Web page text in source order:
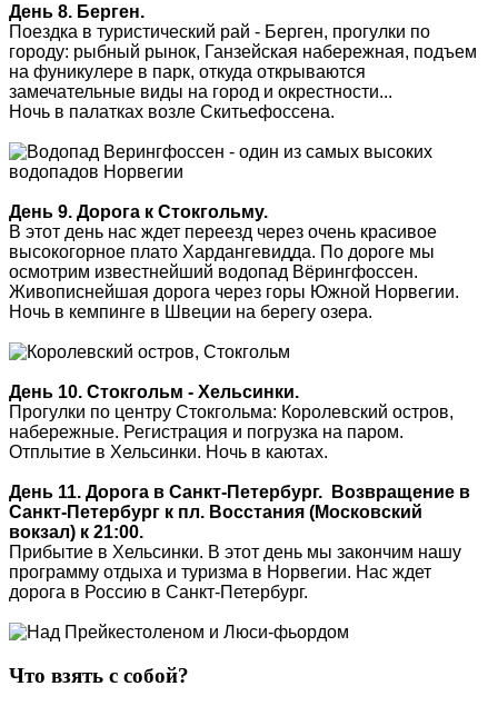
День 8. Берген.
Поездка в туристический рай - Берген, прогулки по
городу: рыбный рынок, Ганзейская набережная, подъем
на фуникулере в парк, откуда открываются
замечательные виды на город и окрестности...
Ночь в палатках возле Скитьефоссена.
День 9. Дорога к Стокгольму.
В этот день нас ждет переезд через очень красивое
высокогорное плато Хардангевидда. По дороге мы
осмотрим известнейший водопад Вёрингфоссен.
Живописнейшая дорога через горы Южной Норвегии.
Ночь в кемпинге в Швеции на берегу озера.
День 10. Стокгольм - Хельсинки.
Прогулки по центру Стокгольма: Королевский остров,
набережные. Регистрация и погрузка на паром.
Отплытие в Хельсинки. Ночь в каютах.
День 11. Дорога в Санкт-Петербург.
Возвращение в
Санкт-Петербург к пл. Восстания (Московский
вокзал) к 21:00.
Прибытие в Хельсинки. В этот день мы закончим нашу
программу отдыха и туризма в Норвегии. Нас ждет
дорога в Россию в Санкт-Петербург.
Что взять с собой?